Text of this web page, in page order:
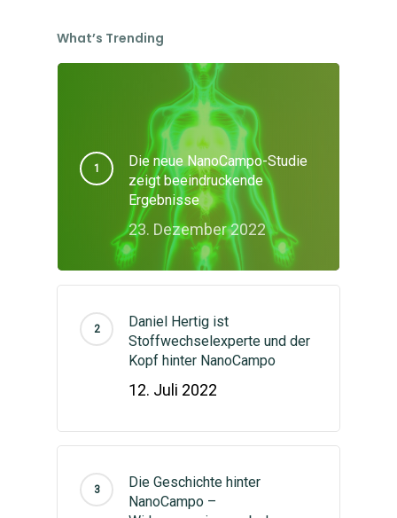
What’s Trending
Die neue NanoCampo-Studie
zeigt beeindruckende
Ergebnisse
23. Dezember 2022
Daniel Hertig ist
Stoffwechselexperte und der
Kopf hinter NanoCampo
12. Juli 2022
Die Geschichte hinter
NanoCampo –